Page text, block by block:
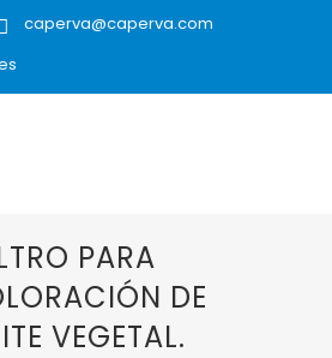
caperva@caperva.com
PARA
DE
VEGETAL.